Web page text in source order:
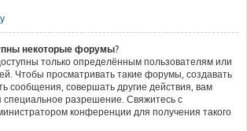
некоторые форумы?
только определённым пользователям или
Чтобы просматривать такие форумы, создавать
сообщения, совершать другие действия, вам
специальное разрешение. Свяжитесь с
конференции для получения такого